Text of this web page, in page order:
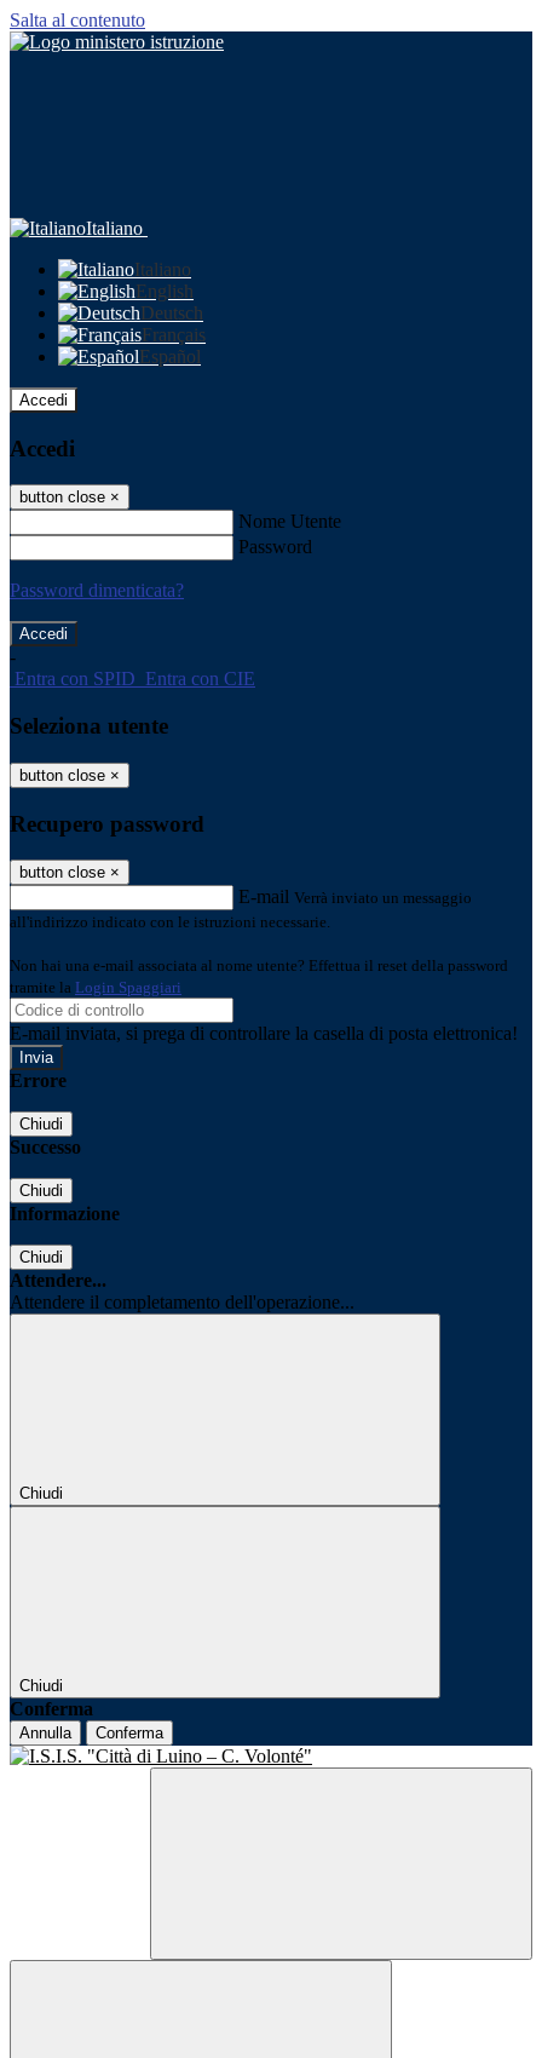
Salta al contenuto
Italiano
Italiano
English
Deutsch
Français
Español
Accedi
Accedi
button close ×
Nome Utente
Password
Password dimenticata?
-
Entra con SPID Entra con CIE
Seleziona utente
button close ×
Recupero password
button close ×
E-mail Verrà inviato un messaggio
all'indirizzo indicato con le istruzioni necessarie.
Non hai una e-mail associata al nome utente? Effettua il reset della password
tramite la Login Spaggiari
E-mail inviata, si prega di controllare la casella di posta elettronica!
Errore
Chiudi
Successo
Chiudi
Informazione
Chiudi
Attendere...
Attendere il completamento dell'operazione...
Chiudi
Chiudi
Conferma
Annulla Conferma